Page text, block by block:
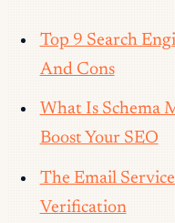
Top 9 Search
And Cons
What Is Schema
Boost Your SEO
The Email
Verification